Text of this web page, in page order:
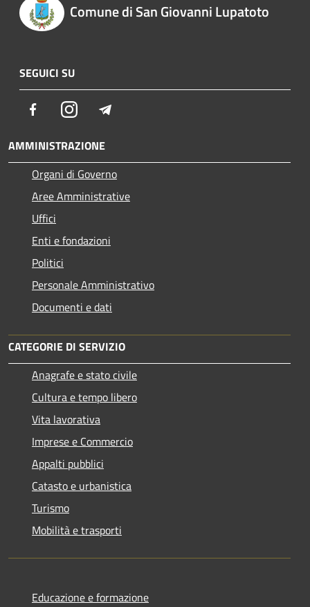
Comune di San Giovanni Lupatoto
SEGUICI SU
FacebookInstagram
AMMINISTRAZIONE
Organi di Governo
Aree Amministrative
Uffici
Enti e fondazioni
Politici
Personale Amministrativo
Documenti e dati
CATEGORIE DI SERVIZIO
Anagrafe e stato civile
Cultura e tempo libero
Vita lavorativa
Imprese e Commercio
Appalti pubblici
Catasto e urbanistica
Turismo
Mobilità e trasporti
Educazione e formazione